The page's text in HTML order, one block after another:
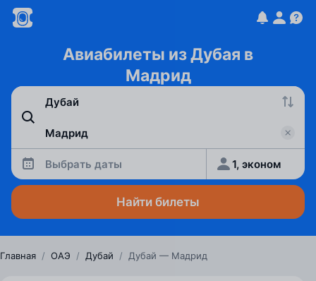
Авиабилеты из Дубая в
Мадрид
Выбрать даты 1, эконом
Найти билеты
Главная / ОАЭ / Дубай / Дубай — Мадрид